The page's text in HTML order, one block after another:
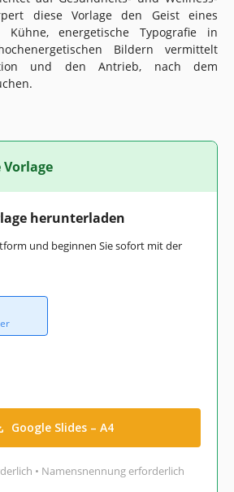
diese Vorlage den Geist eines
Kühne, energetische Typografie in
Bildern vermittelt
und den Antrieb, nach dem
Vorlage
herunterladen
und beginnen Sie sofort mit der
Google Slides – A4
• Namensnennung erforderlich